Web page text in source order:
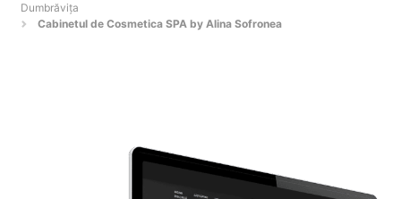
Dumbrăviţa
Cabinetul de Cosmetica SPA by Alina Sofronea